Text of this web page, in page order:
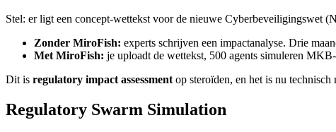
Stel: er ligt een concept-wettekst voor de nieuwe Cyberbeveiligingswet
Zonder MiroFish: experts schrijven een impactanalyse. Drie
Met MiroFish: je uploadt de wettekst, 500 agents simuleren
Dit is regulatory impact assessment op steroïden, en het is nu technisch
Regulatory Swarm Simulation